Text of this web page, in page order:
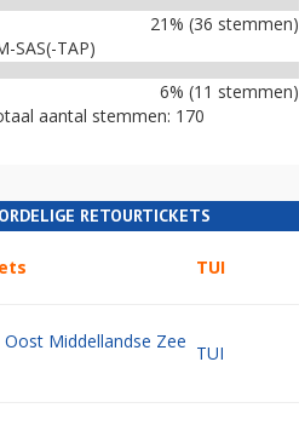
21% (36 stemmen)
SAS(-TAP)
6% (11 stemmen)
aantal stemmen: 170
RETOURTICKETS
TUI
Oost Middellandse Zee
TUI